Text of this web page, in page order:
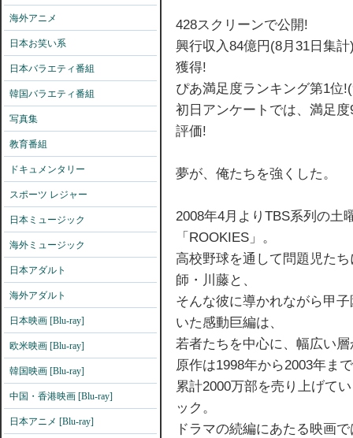
海外アニメ
日本お笑い系
日本バラエティ番組
韓国バラエティ番組
写真集
教育番組
ドキュメンタリー
スポーツ レジャー
日本ミュージック
海外ミュージック
日本アダルト
海外アダルト
日本映画 [Blu-ray]
欧米映画 [Blu-ray]
韓国映画 [Blu-ray]
中国・香港映画 [Blu-ray]
日本アニメ [Blu-ray]
428スクリーンで公開!
興行収入84億円(8月31日集
獲得!
ぴあ満足度ランキング第1位
初日アンケートでは、満足
評価!
夢が、俺たちを強くした。
2008年4月よりTBS系列の土
「ROOKIES」。
高校野球を通して問題児た
師・川藤と、
そんな彼に導かれながら甲
いた感動巨編は、
若者たちを中心に、幅広い
原作は1998年から2003年ま
累計2000万部を売り上げて
ック。
ドラマの続編にあたる映画